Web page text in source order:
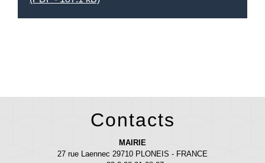
Contacts
MAIRIE
27 rue Laennec 29710 PLONEIS - FRANCE